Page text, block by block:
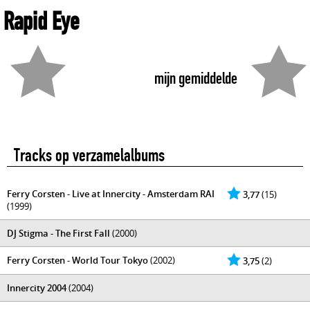
Rapid Eye
mijn gemiddelde
Tracks op verzamelalbums
3,77(15)
Ferry Corsten - Live at Innercity - Amsterdam RAI
(1999)
DJ Stigma - The First Fall (2000)
3,75(2)
Ferry Corsten - World Tour Tokyo(2002)
Innercity 2004(2004)